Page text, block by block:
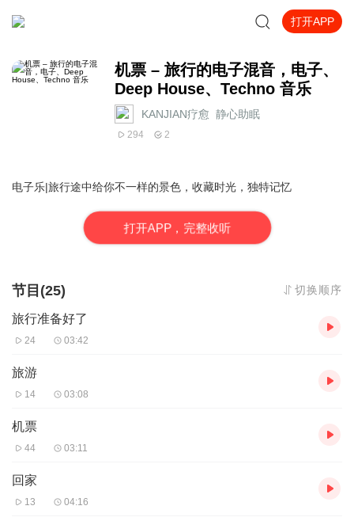
打开APP
机票 – 旅行的电子混音，电子、
Deep House、Techno 音乐
KANJIAN疗愈_静心助眠
294 2
电子乐|旅行途中给你不一样的景色，收藏时光，独特记忆
打开APP，完整收听
节目(25) 切换顺序
旅行准备好了
24 03:42
旅游
14 03:08
机票
44 03:11
回家
13 04:16